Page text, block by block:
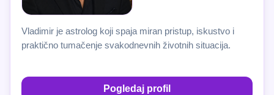
Vladimir je astrolog koji spaja miran pristup, iskustvo i
praktično tumačenje svakodnevnih životnih situacija.
Pogledaj profil